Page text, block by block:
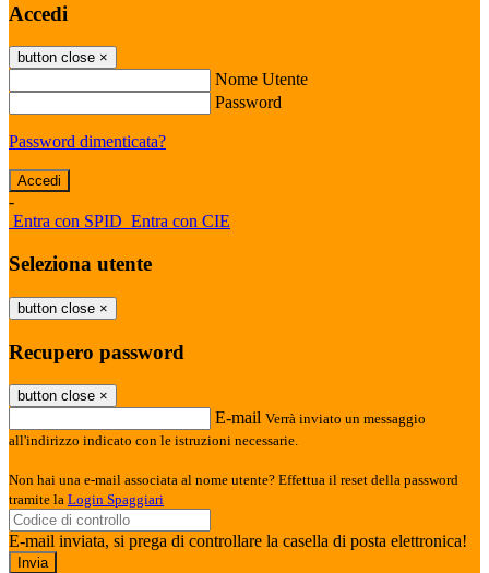
Accedi
button close ×
Nome Utente
Password
Password dimenticata?
-
Entra con SPID Entra con CIE
Seleziona utente
button close ×
Recupero password
button close ×
E-mail Verrà inviato un messaggio
all'indirizzo indicato con le istruzioni necessarie.
Non hai una e-mail associata al nome utente? Effettua il reset della password
tramite la Login Spaggiari
E-mail inviata, si prega di controllare la casella di posta elettronica!